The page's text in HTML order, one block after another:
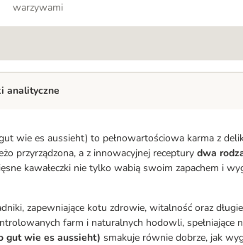
warzywami
wie es aussieht) to pełnowartościowa karma z
przyrządzona, a z innowacyjnej receptury dwa
kawałeczki nie tylko wabią swoim zapachem i
zapewniające kotu zdrowie, witalność oraz
farm i naturalnych hodowli, spełniające
gut wie es aussieht) smakuje równie dobrze, jak
analityczne